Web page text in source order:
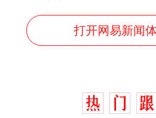
打开网易新闻